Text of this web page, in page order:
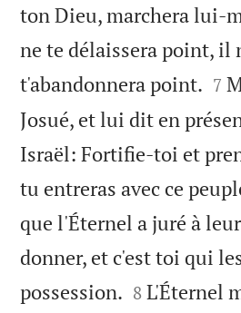
ton Dieu, marchera lui-
ne te délaissera point, il
t'abandonnera point. 

7
Josué, et lui dit en
Israël: Fortifie-toi et
tu entreras avec ce
que l'Éternel a juré à
donner, et c'est toi qui
possession. 

8 L'Éternel